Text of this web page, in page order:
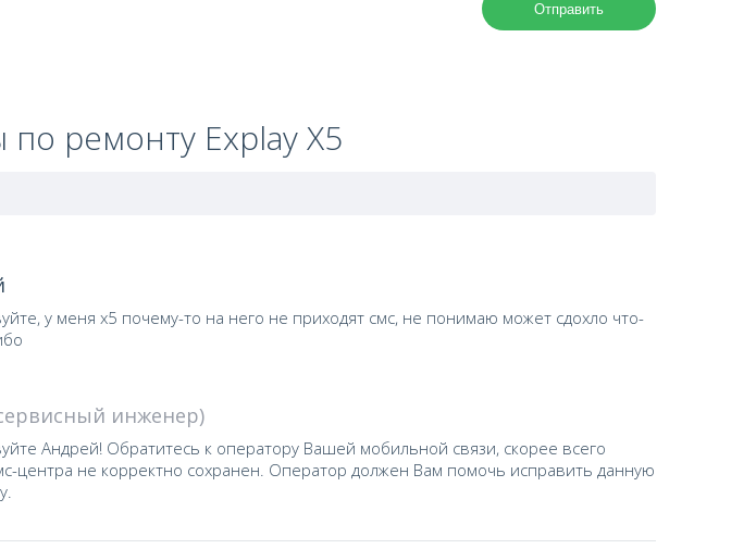
Отправить
ремонту Explay X5
у меня х5 почему-то на него не приходят смс, не понимаю может сдохло что-
инженер)
Андрей! Обратитесь к оператору Вашей мобильной связи, скорее всего
центра не корректно сохранен. Оператор должен Вам помочь исправить данную